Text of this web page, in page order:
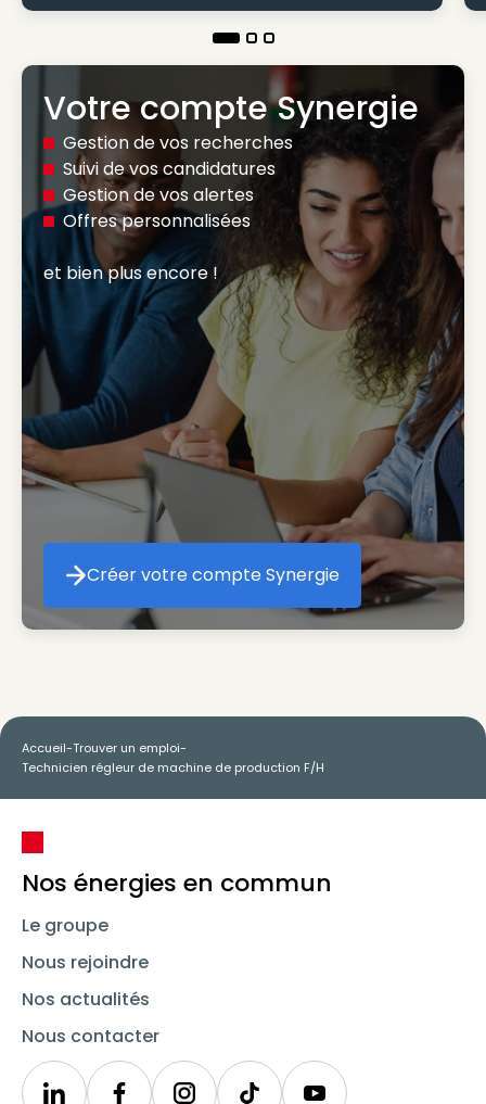
Votre compte Synergie
Gestion de vos recherches
Suivi de vos candidatures
Gestion de vos alertes
Offres personnalisées
et bien plus encore !
Créer votre compte Synergie
Créer votre compte Synergie
Accueil-Trouver un emploi-
Technicien régleur de machine de production F/H
Nos énergies en commun
Le groupe
Nous rejoindre
Nos actualités
Nous contacter